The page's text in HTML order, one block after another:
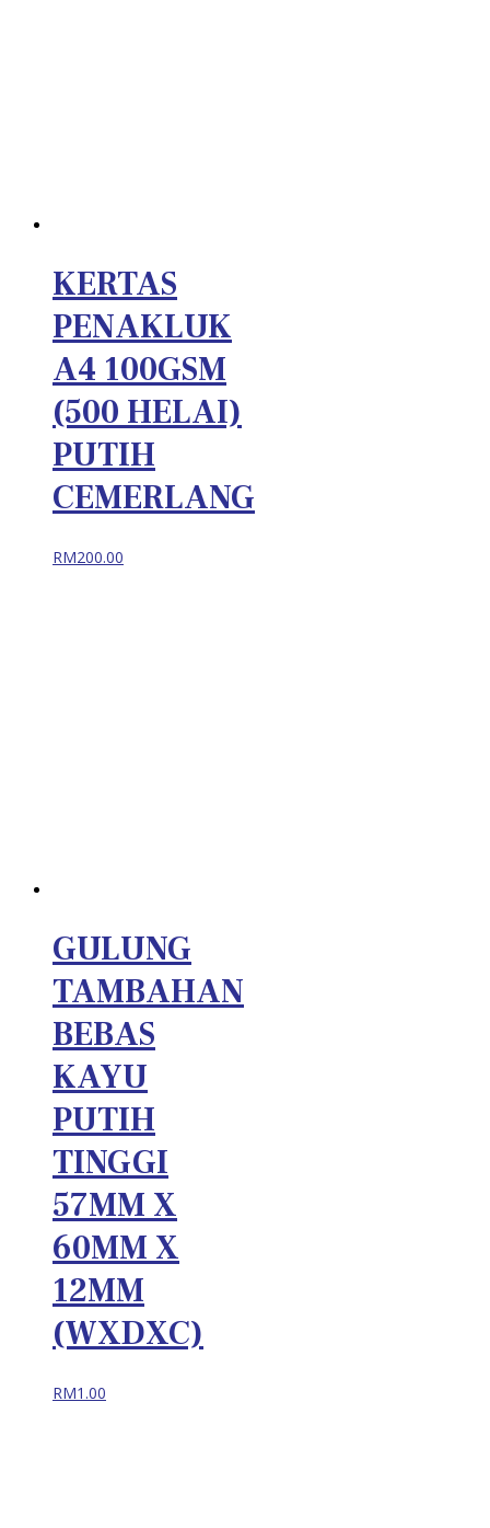
KERTAS
PENAKLUK
A4 100GSM
(500 HELAI)
PUTIH
CEMERLANG
RM200.00
GULUNG
TAMBAHAN
BEBAS
KAYU
PUTIH
TINGGI
57MM X
60MM X
12MM
(WXDXC)
RM1.00